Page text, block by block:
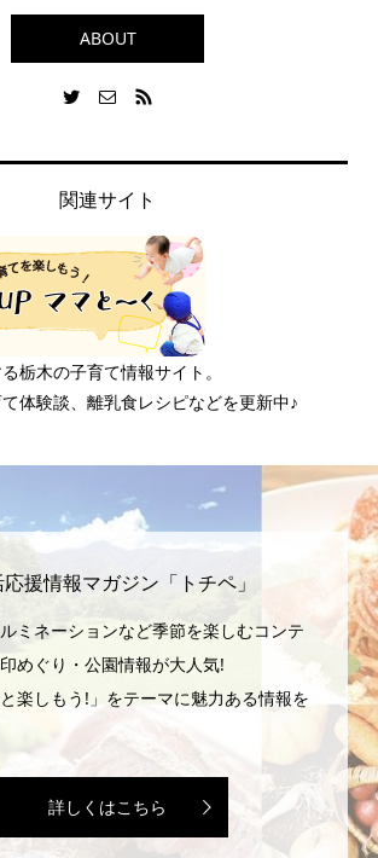
ABOUT
関連サイト
栃木の子育て情報サイト。
体験談、離乳食レシピなどを更新中♪
援情報マガジン「トチペ」
ミネーションなど季節を楽しむコンテ
めぐり・公園情報が大人気!
と楽しもう!」をテーマに魅力ある情報を
詳しくはこちら